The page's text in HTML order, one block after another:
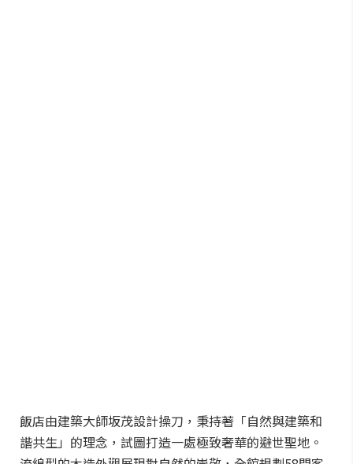
飯店由建築大師坂茂設計操刀，秉持著「自然與建築和
諧共生」的理念，試圖打造一處極致奢華的避世聖地。